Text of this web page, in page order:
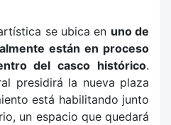
se ubica en uno de
están en proceso
del casco histórico.
presidirá la nueva plaza
está habilitando junto
un espacio que quedará